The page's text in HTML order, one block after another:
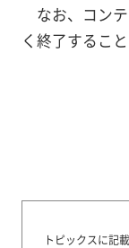
なお、コン
く終了するこ
トピックスに記